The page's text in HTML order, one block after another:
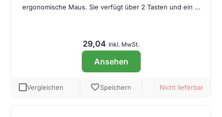
ergonomische Maus. Sie verfügt über 2 Tasten und ein …
29,04 Inkl. MwSt.
Ansehen
Vergleichen favoriteSpeichern Nicht lieferbar